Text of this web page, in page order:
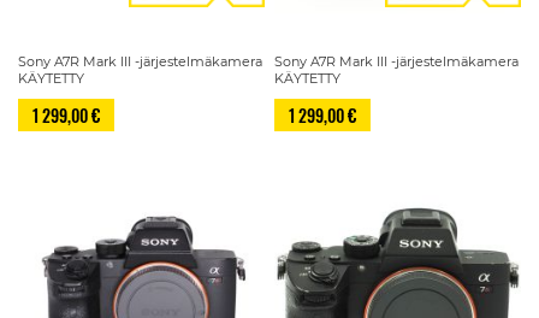
Sony A7R Mark III -järjestelmäkamera
KÄYTETTY
1 299,00 €
Sony A7R Mark III -järjestelmäkamera
KÄYTETTY
1 299,00 €